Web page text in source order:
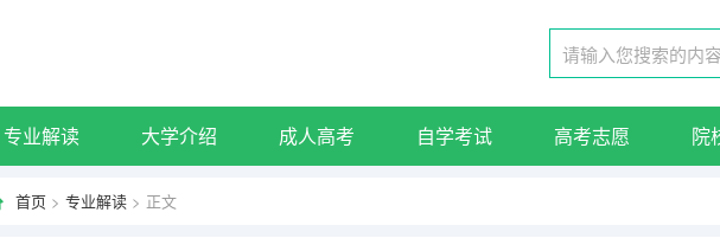
专业解读 大学介绍 成人高考 自学考试 高考志愿 院
首页 > 专业解读 > 正文